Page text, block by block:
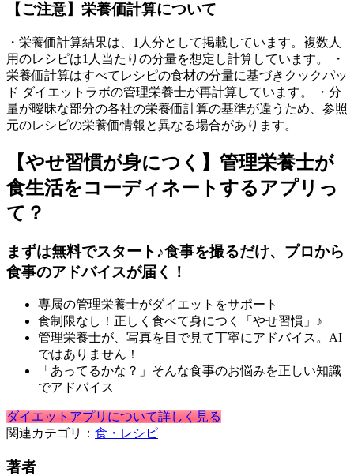
【ご注意】栄養価計算について
・栄養価計算結果は、1人分として掲載しています。複数人
用のレシピは1人当たりの分量を想定し計算しています。 ・
栄養価計算はすべてレシピの食材の分量に基づきクックパッ
ド ダイエットラボの管理栄養士が再計算しています。 ・分
量が曖昧な部分の各社の栄養価計算の基準が違うため、参照
元のレシピの栄養価情報と異なる場合があります。
【やせ習慣が身につく】管理栄養士が
食生活をコーディネートするアプリっ
て？
まずは無料でスタート♪食事を撮るだけ、プロから
食事のアドバイスが届く！
専属の管理栄養士がダイエットをサポート
食制限なし！正しく食べて身につく「やせ習慣」♪
管理栄養士が、写真を目で見て丁寧にアドバイス。AI
ではありません！
「あってるかな？」そんな食事のお悩みを正しい知識
でアドバイス
ダイエットアプリについて詳しく見る
関連カテゴリ： 食・レシピ
著者